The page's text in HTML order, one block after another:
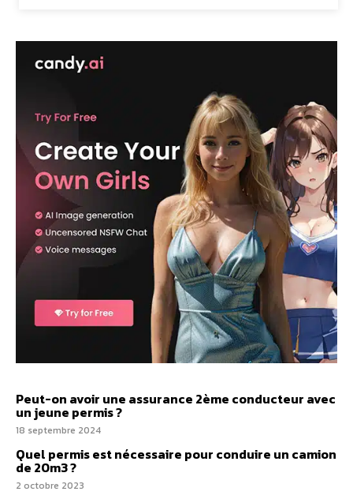
Peut-on avoir une assurance 2ème conducteur avec
un jeune permis ?
18 septembre 2024
Quel permis est nécessaire pour conduire un camion
de 20m3 ?
2 octobre 2023